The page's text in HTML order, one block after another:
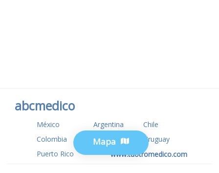
Mapa
abcmedico
México Argentina
Chile
Colombia
USA
Uruguay
Puerto Rico
www.tuotromedico.com